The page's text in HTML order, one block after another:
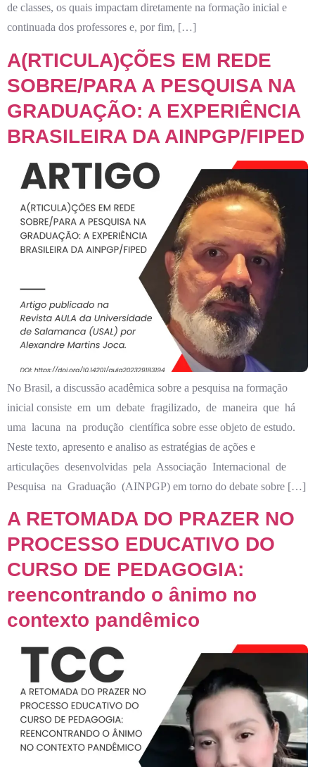
de classes, os quais impactam diretamente na formação inicial e
continuada dos professores e, por fim, […]
A(RTICULA)ÇÕES EM REDE
SOBRE/PARA A PESQUISA NA
GRADUAÇÃO: A EXPERIÊNCIA
BRASILEIRA DA AINPGP/FIPED
No Brasil, a discussão acadêmica sobre a pesquisa na formação
inicial consiste em um debate fragilizado, de maneira que há
uma lacuna na produção científica sobre esse objeto de estudo.
Neste texto, apresento e analiso as estratégias de ações e
articulações desenvolvidas pela Associação Internacional de
Pesquisa na Graduação (AINPGP) em torno do debate sobre […]
A RETOMADA DO PRAZER NO
PROCESSO EDUCATIVO DO
CURSO DE PEDAGOGIA:
reencontrando o ânimo no
contexto pandêmico